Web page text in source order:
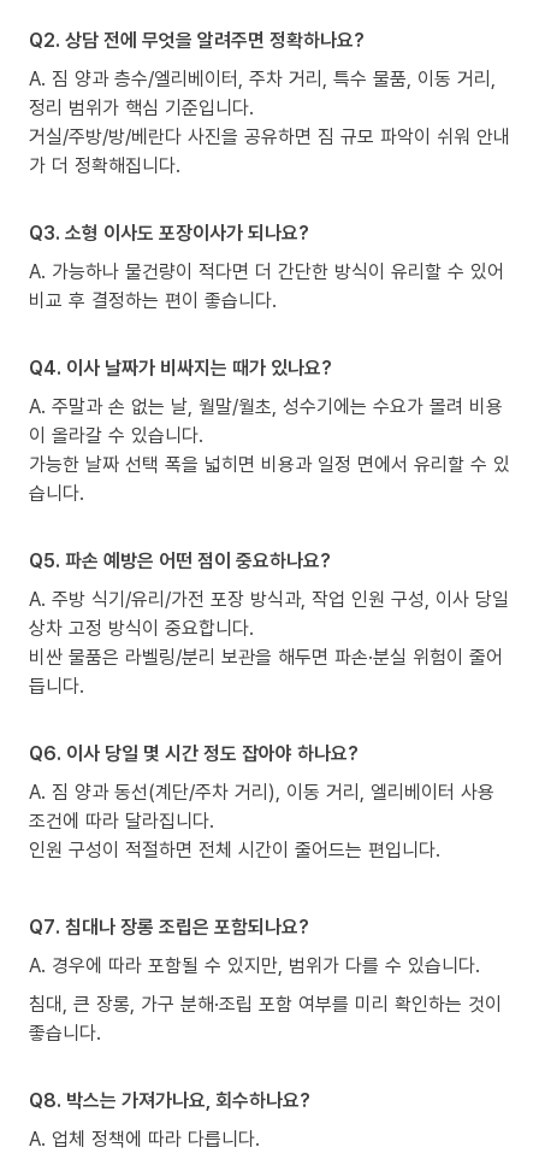
Q2. 상담 전에 무엇을 알려주면 정확하나요?
A. 짐 양과 층수/엘리베이터, 주차 거리, 특수 물품, 이동 거리,
정리 범위가 핵심 기준입니다.
거실/주방/방/베란다 사진을 공유하면 짐 규모 파악이 쉬워 안내
가 더 정확해집니다.
Q3. 소형 이사도 포장이사가 되나요?
A. 가능하나 물건량이 적다면 더 간단한 방식이 유리할 수 있어
비교 후 결정하는 편이 좋습니다.
Q4. 이사 날짜가 비싸지는 때가 있나요?
A. 주말과 손 없는 날, 월말/월초, 성수기에는 수요가 몰려 비용
이 올라갈 수 있습니다.
가능한 날짜 선택 폭을 넓히면 비용과 일정 면에서 유리할 수 있
습니다.
Q5. 파손 예방은 어떤 점이 중요하나요?
A. 주방 식기/유리/가전 포장 방식과, 작업 인원 구성, 이사 당일
상차 고정 방식이 중요합니다.
비싼 물품은 라벨링/분리 보관을 해두면 파손·분실 위험이 줄어
듭니다.
Q6. 이사 당일 몇 시간 정도 잡아야 하나요?
A. 짐 양과 동선(계단/주차 거리), 이동 거리, 엘리베이터 사용
조건에 따라 달라집니다.
인원 구성이 적절하면 전체 시간이 줄어드는 편입니다.
Q7. 침대나 장롱 조립은 포함되나요?
A. 경우에 따라 포함될 수 있지만, 범위가 다를 수 있습니다.
침대, 큰 장롱, 가구 분해·조립 포함 여부를 미리 확인하는 것이
좋습니다.
Q8. 박스는 가져가나요, 회수하나요?
A. 업체 정책에 따라 다릅니다.